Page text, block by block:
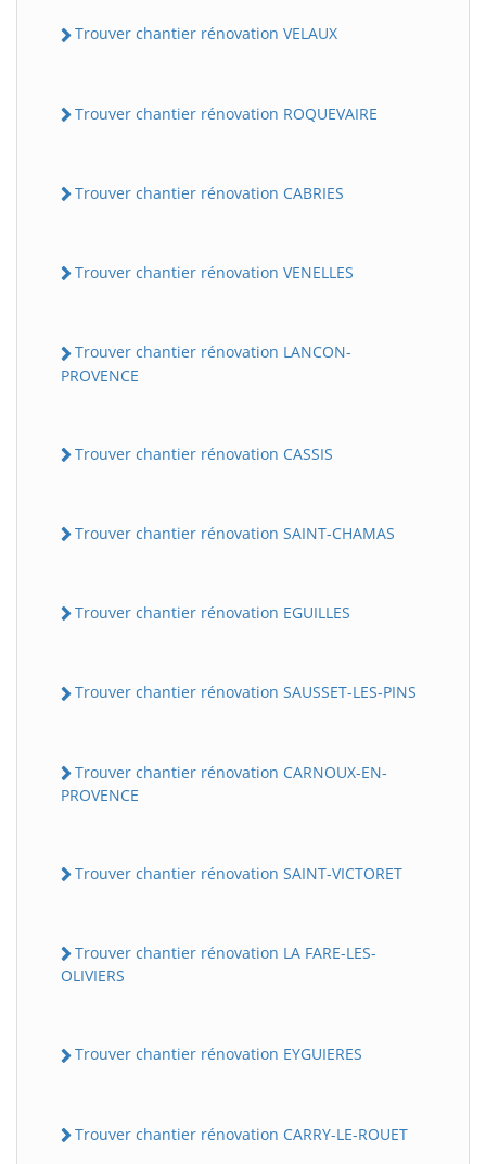
Trouver chantier rénovation VELAUX
Trouver chantier rénovation ROQUEVAIRE
Trouver chantier rénovation CABRIES
Trouver chantier rénovation VENELLES
Trouver chantier rénovation LANCON-
PROVENCE
Trouver chantier rénovation CASSIS
Trouver chantier rénovation SAINT-CHAMAS
Trouver chantier rénovation EGUILLES
Trouver chantier rénovation SAUSSET-LES-PINS
Trouver chantier rénovation CARNOUX-EN-
PROVENCE
Trouver chantier rénovation SAINT-VICTORET
Trouver chantier rénovation LA FARE-LES-
OLIVIERS
Trouver chantier rénovation EYGUIERES
Trouver chantier rénovation CARRY-LE-ROUET